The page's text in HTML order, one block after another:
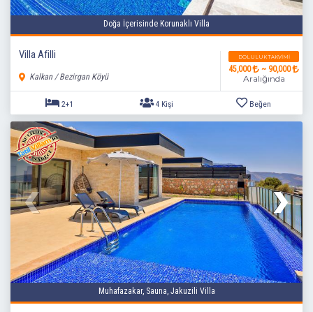
2+1 4 Kişi Beğen
Doğa İçerisinde Korunaklı Villa
Villa Afilli
Kalkan / Bezirgan Köyü
DOLULUK TAKVIMI
45,000 ~ 90,000
Aralığında
Muhafazakar, Sauna, Jakuzili Villa